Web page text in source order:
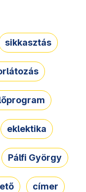
sikkasztás
eklektika
Pálfi György
címer